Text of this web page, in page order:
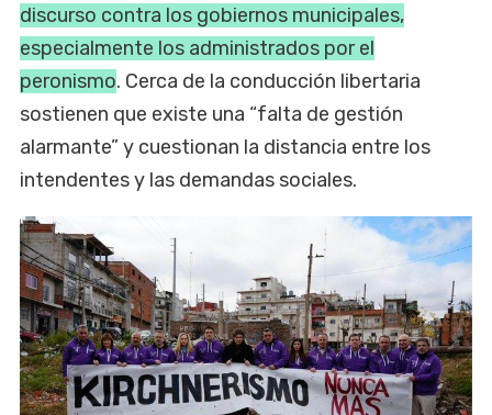
discurso contra los gobiernos municipales,
especialmente los administrados por el
peronismo. Cerca de la conducción libertaria
sostienen que existe una “falta de gestión
alarmante” y cuestionan la distancia entre los
intendentes y las demandas sociales.